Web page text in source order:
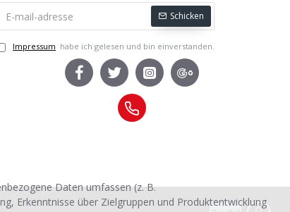
Schicken
Impressum habe ich gelesen und bin einverstanden.
Daten umfassen (z. B.
Erkenntnisse über Zielgruppen und Produktentwicklung